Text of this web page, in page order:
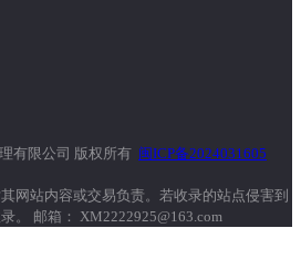
有限公司 版权所有 闽ICP备2024031605
网站内容或交易负责。若收录的站点侵害到
。 邮箱： XM2222925@163.com